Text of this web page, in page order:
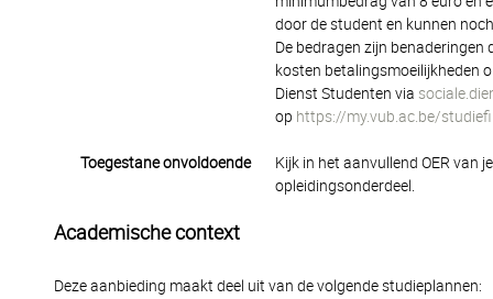
door de student en kunnen
De bedragen zijn benaderingen
kosten betalingsmoeilijkheden
Dienst Studenten via
op https://my.vub.ac.be/
Toegestane onvoldoende
Kijk in het aanvullend OER van
opleidingsonderdeel.
Academische context
Deze aanbieding maakt deel uit van de volgende studieplannen: